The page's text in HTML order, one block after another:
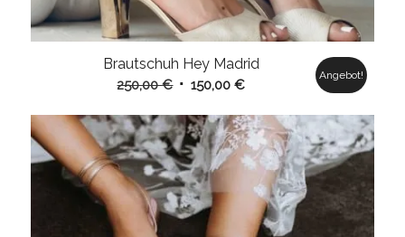
Brautschuh Hey Madrid
250,00€ Ursprünglicher
war:
250,00 €
150,00€Aktueller
ist:
150,00 €.
Angebot!